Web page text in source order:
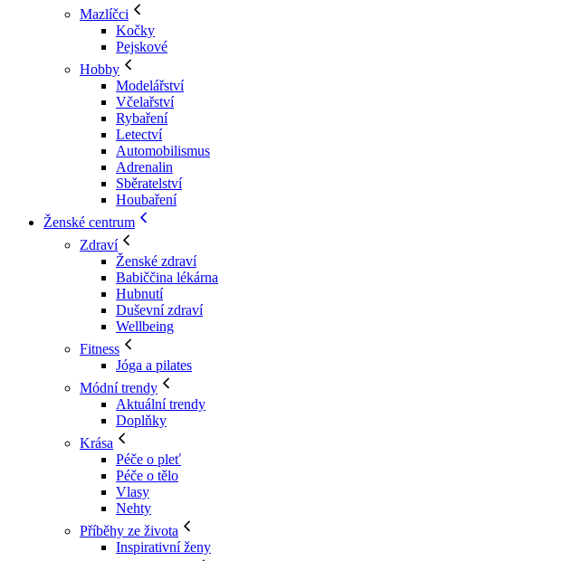
Mazlíčci
Kočky
Pejskové
Hobby
Modelářství
Včelařství
Rybaření
Letectví
Automobilismus
Adrenalin
Sběratelství
Houbaření
Ženské centrum
Zdraví
Ženské zdraví
Babiččina lékárna
Hubnutí
Duševní zdraví
Wellbeing
Fitness
Jóga a pilates
Módní trendy
Aktuální trendy
Doplňky
Krása
Péče o pleť
Péče o tělo
Vlasy
Nehty
Příběhy ze života
Inspirativní ženy